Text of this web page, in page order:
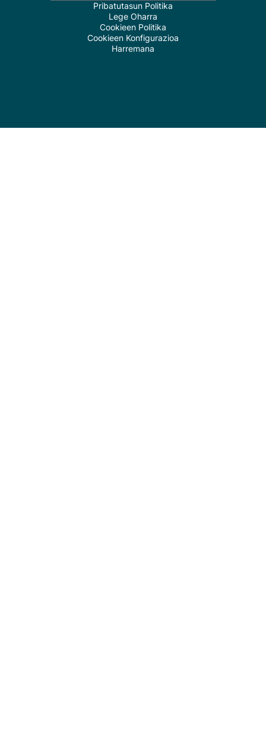
Pribatutasun Politika
Lege Oharra
Cookieen Politika
Cookieen Konfigurazioa
Harremana